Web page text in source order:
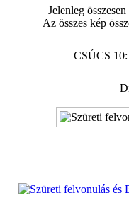
Jelenleg
Az összes kép
CSÚCS